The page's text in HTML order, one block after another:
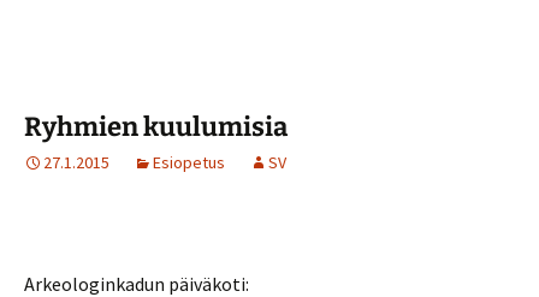
Ryhmien kuulumisia
27.1.2015 Esiopetus SV
Arkeologinkadun päiväkoti: